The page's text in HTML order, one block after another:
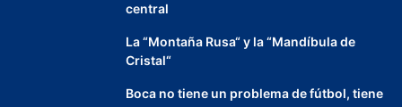
central
La “Montaña Rusa“ y la “Mandíbula de
Cristal“
Boca no tiene un problema de fútbol, tiene